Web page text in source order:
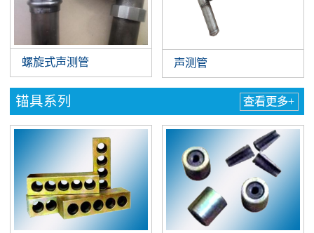
螺旋式声测管 声测管
锚具系列 查看更多+